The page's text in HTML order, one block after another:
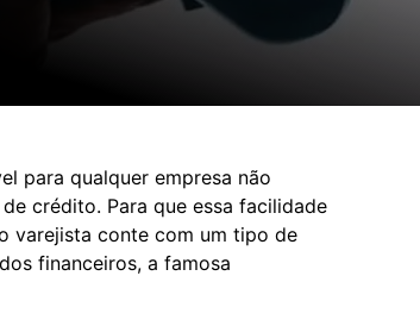
para qualquer empresa não
crédito. Para que essa facilidade
varejista conte com um tipo de
financeiros, a famosa